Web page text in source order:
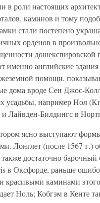
в роли настоящих
каминов и тому
стали постепено
орденов в
дошекспировской
английские здания
помощи,
дома вроде Сен Джос-
усадьбы, например Нол
Лайвден-Билдингс в
ясно выступают
Лонглет (после 1567 г.)
достаточно
в Оксфорде, раньше
каминами
Ноль; Кобгэм в Кенте